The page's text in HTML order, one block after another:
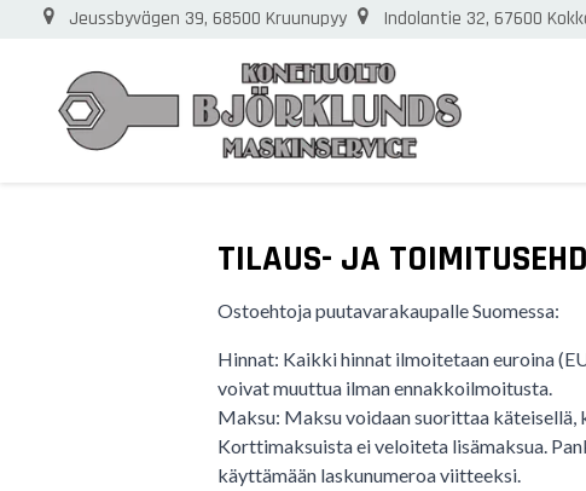
Jeussbyvägen 39, 68500 Kruunupyy Indolantie 32, 67600
TILAUS- JA
Ostoehtoja puutavarakaupalle Suomessa:
Hinnat: Kaikki hinnat ilmoitetaan euroina
voivat muuttua ilman ennakkoilmoitusta.
Maksu: Maksu voidaan suorittaa
Korttimaksuista ei veloiteta lisämaksua.
käyttämään laskunumeroa viitteeksi.